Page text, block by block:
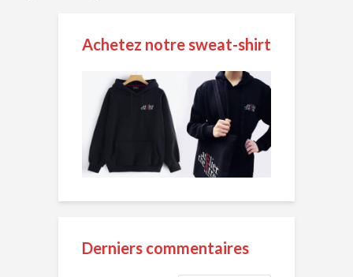
Achetez notre sweat-shirt
Derniers commentaires